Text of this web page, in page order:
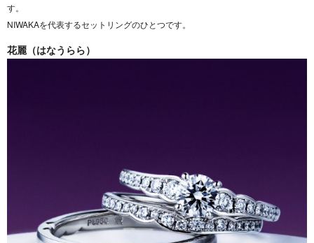
す。
NIWAKAを代表するセットリングのひとつです。
花麗（はなうらら）